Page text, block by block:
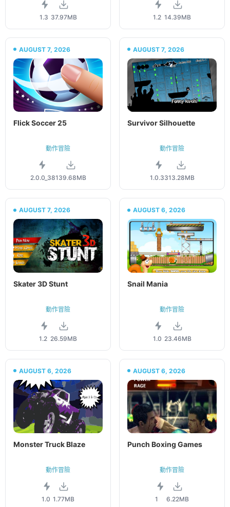
1.3 37.97MB 1.2 14.39MB
AUGUST 7, 2026
Flick Soccer 25
動作冒險
2.0.0_38139.68MB
AUGUST 7, 2026
Survivor Silhouette
動作冒險
1.0.3313.28MB
AUGUST 7, 2026
Skater 3D Stunt
動作冒險
1.2 26.59MB
AUGUST 6, 2026
Snail Mania
動作冒險
1.0 23.46MB
AUGUST 6, 2026
Monster Truck Blaze
動作冒險
1.0 1.77MB
AUGUST 6, 2026
Punch Boxing Games
動作冒險
1 6.22MB